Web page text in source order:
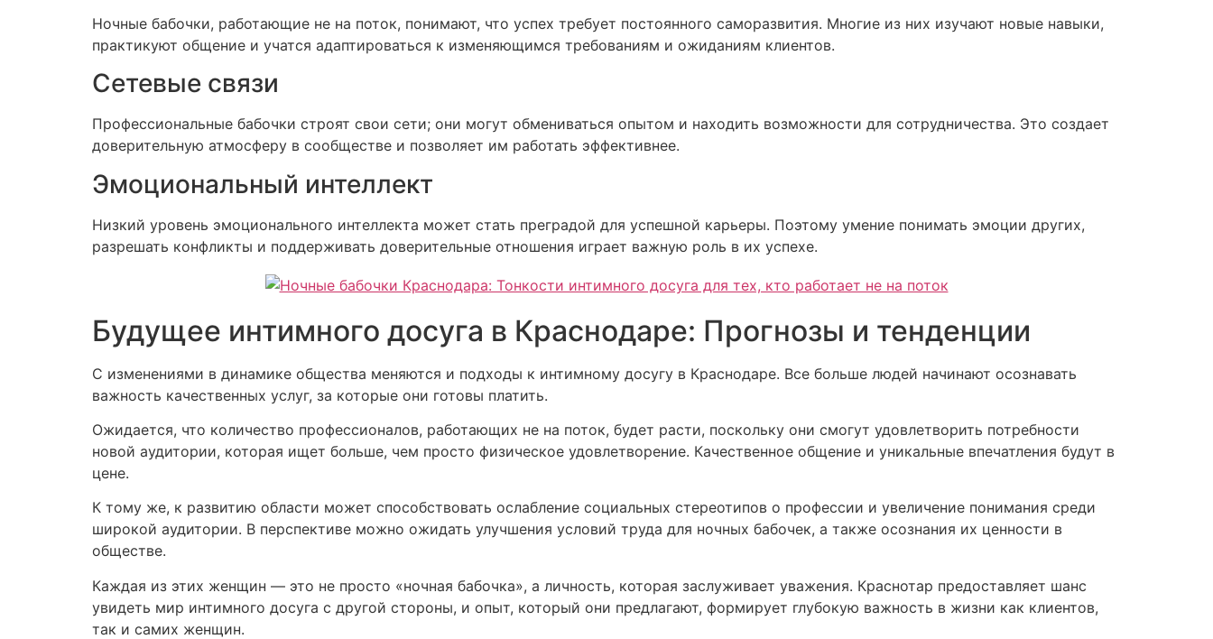
Ночные бабочки, работающие не на поток, понимают, что успех требует постоянного саморазвития. Многие из них изучают новые навыки,
практикуют общение и учатся адаптироваться к изменяющимся требованиям и ожиданиям клиентов.
Сетевые связи
Профессиональные бабочки строят свои сети; они могут обмениваться опытом и находить возможности для сотрудничества. Это создает
доверительную атмосферу в сообществе и позволяет им работать эффективнее.
Эмоциональный интеллект
Низкий уровень эмоционального интеллекта может стать преградой для успешной карьеры. Поэтому умение понимать эмоции других,
разрешать конфликты и поддерживать доверительные отношения играет важную роль в их успехе.
Будущее интимного досуга в Краснодаре: Прогнозы и тенденции
С изменениями в динамике общества меняются и подходы к интимному досугу в Краснодаре. Все больше людей начинают осознавать
важность качественных услуг, за которые они готовы платить.
Ожидается, что количество профессионалов, работающих не на поток, будет расти, поскольку они смогут удовлетворить потребности
новой аудитории, которая ищет больше, чем просто физическое удовлетворение. Качественное общение и уникальные впечатления будут в
цене.
К тому же, к развитию области может способствовать ослабление социальных стереотипов о профессии и увеличение понимания среди
широкой аудитории. В перспективе можно ожидать улучшения условий труда для ночных бабочек, а также осознания их ценности в
обществе.
Каждая из этих женщин — это не просто «ночная бабочка», а личность, которая заслуживает уважения. Краснотар предоставляет шанс
увидеть мир интимного досуга с другой стороны, и опыт, который они предлагают, формирует глубокую важность в жизни как клиентов,
так и самих женщин.